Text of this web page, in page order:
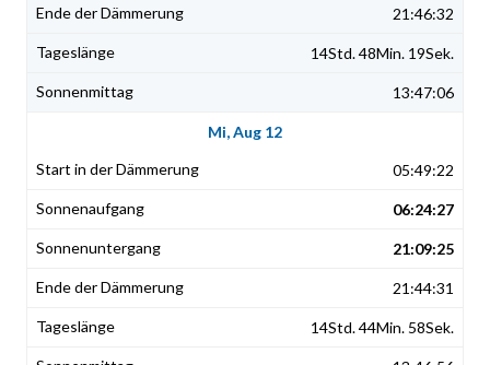
21:46:32
14Std. 48Min. 19Sek.
13:47:06
Mi, Aug 12
05:49:22
06:24:27
21:09:25
21:44:31
14Std. 44Min. 58Sek.